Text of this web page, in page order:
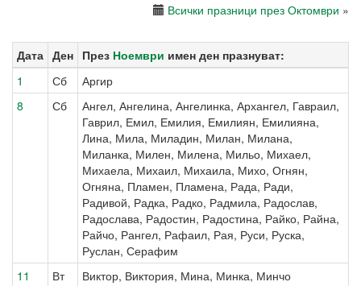
Всички празници през Октомври »
Дата Ден През Ноември имен ден празнуват:
1
Сб
Аргир
8
Сб
Ангел, Ангелина, Ангелинка, Архангел, Гавраил,
Гаврил, Емил, Емилия, Емилиян, Емилияна,
Лина, Мила, Миладин, Милан, Милана,
Миланка, Милен, Милена, Мильо, Михаел,
Михаела, Михаил, Михаила, Михо, Огнян,
Огняна, Пламен, Пламена, Рада, Ради,
Радивой, Радка, Радко, Радмила, Радослав,
Радослава, Радостин, Радостина, Райко, Райна,
Райчо, Рангел, Рафаил, Рая, Руси, Руска,
Руслан, Серафим
11
Вт Виктор, Виктория, Мина, Минка, Минчо